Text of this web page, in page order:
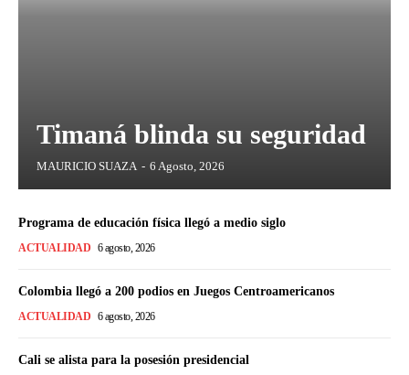
Timaná blinda su seguridad
MAURICIO SUAZA - 6 Agosto, 2026
Programa de educación física llegó a medio siglo
ACTUALIDAD 6 agosto, 2026
Colombia llegó a 200 podios en Juegos Centroamericanos
ACTUALIDAD 6 agosto, 2026
Cali se alista para la posesión presidencial